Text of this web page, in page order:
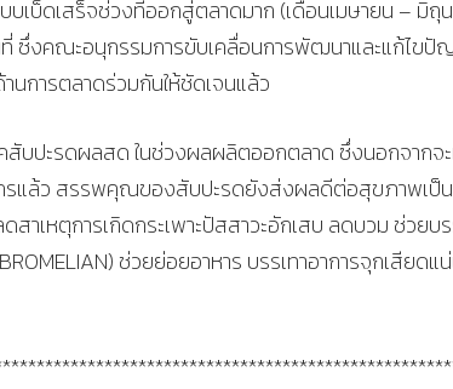
เบ็ดเสร็จช่วงที่ออกสู่ตลาดมาก (เดือนเมษายน – มิถุ
ซึ่งคณะอนุกรรมการขับเคลื่อนการพัฒนาและแก้ไขปั
นการตลาดร่วมกันให้ชัดเจนแล้ว
บปะรดผลสด ในช่วงผลผลิตออกตลาด ซึ่งนอกจากจ
แล้ว สรรพคุณของสับปะรดยังส่งผลดีต่อสุขภาพเป็น
เหตุการเกิดกระเพาะปัสสาวะอักเสบ ลดบวม ช่วยบ
ช่วยย่อยอาหาร บรรเทาอาการจุกเสียดแ